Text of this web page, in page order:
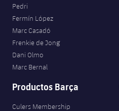
Pedri
Fermín López
Marc Casadó
Frenkie de Jong
Dani Olmo
Marc Bernal
Productos Barça
Culers Membership